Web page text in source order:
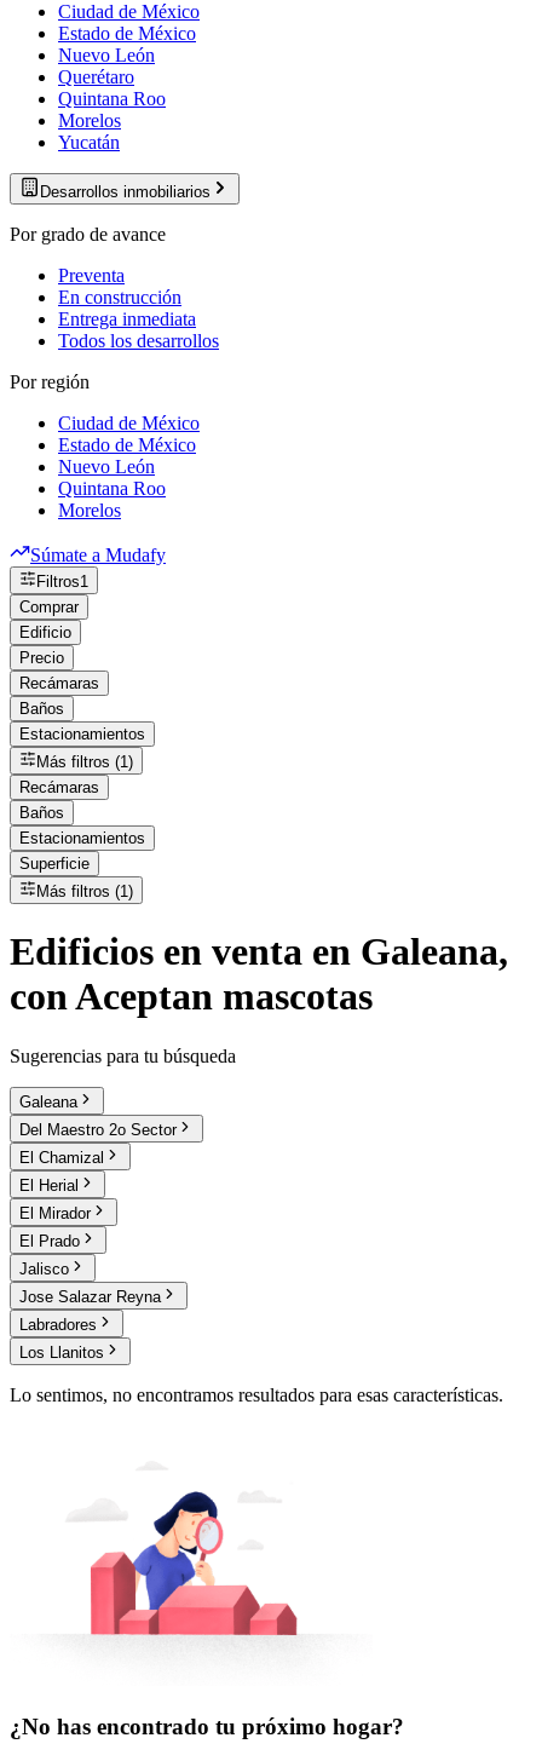
Ciudad de México
Estado de México
Nuevo León
Querétaro
Quintana Roo
Morelos
Yucatán
Desarrollos inmobiliarios
Por grado de avance
Preventa
En construcción
Entrega inmediata
Todos los desarrollos
Por región
Ciudad de México
Estado de México
Nuevo León
Quintana Roo
Morelos
Súmate a Mudafy
Filtros1
Comprar
Edificio
Precio
Recámaras
Baños
Estacionamientos
Más filtros (1)
Recámaras
Baños
Estacionamientos
Superficie
Más filtros (1)
Edificios en venta en Galeana,
con Aceptan mascotas
Sugerencias para tu búsqueda
Galeana
Del Maestro 2o Sector
El Chamizal
El Herial
El Mirador
El Prado
Jalisco
Jose Salazar Reyna
Labradores
Los Llanitos
Lo sentimos, no encontramos resultados para esas características.
¿No has encontrado tu próximo hogar?